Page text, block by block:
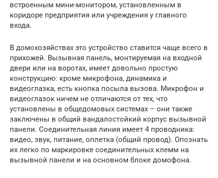
встроенным мини-монитором, установленным в
коридоре предприятия или учреждения у главного
входа.
В домохозяйствах это устройство ставится чаще всего в
прихожей. Вызывная панель, монтируемая на входной
двери или на воротах, имеет довольно простую
конструкцию: кроме микрофона, динамика и
видеоглазка, есть кнопка посыла вызова. Микрофон и
видеоглазок ничем не отличаются от тех, что
установлены в общедомовых системах – они также
заключены в общий вандалостойкий корпус вызывной
панели. Соединительная линия имеет 4 проводника:
видео, звук, питание, оплетка (общий провод). Опознать
их легко по маркировке соединительных клемм на
вызывной панели и на основном блоке домофона.